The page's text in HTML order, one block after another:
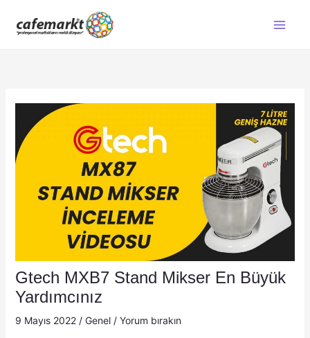
Gtech MXB7 Stand Mikser En Büyük
Yardımcınız
9 Mayıs 2022 / Genel/ Yorum bırakın